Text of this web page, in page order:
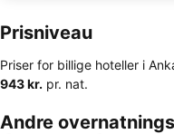
Prisniveau
Priser for billige hoteller i
‎943 kr. pr. nat.
Andre